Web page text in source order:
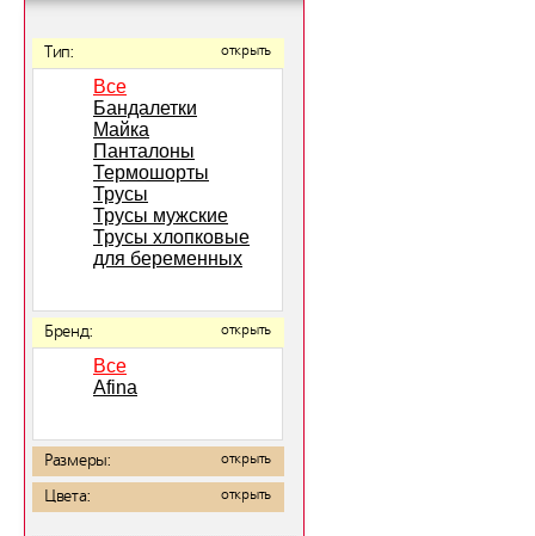
Тип: открыть
Все
Бандалетки
Майка
Панталоны
Термошорты
Трусы
Трусы мужские
Трусы хлопковые
для беременных
Бренд: открыть
Все
Afina
Размеры: открыть
Цвета: открыть